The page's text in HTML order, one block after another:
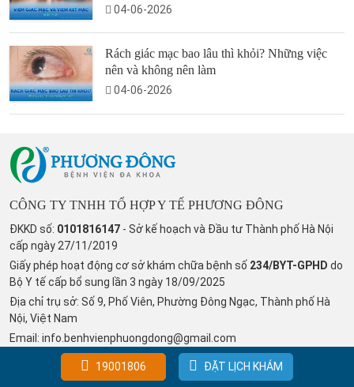
04-06-2026
Rách giác mạc bao lâu thì khỏi? Những việc
nên và không nên làm
04-06-2026
19001806 ĐẶT LỊCH KHÁM
CÔNG TY TNHH TỔ HỢP Y TẾ PHƯƠNG ĐÔNG
ĐKKD số: 0101816147 - Sở kế hoạch và Đầu tư Thành phố Hà Nội
cấp ngày 27/11/2019
Giấy phép hoạt động cơ sở khám chữa bệnh số 234/BYT-GPHD do
Bộ Y tế cấp bổ sung lần 3 ngày 18/09/2025
Địa chỉ trụ sở: Số 9, Phố Viên, Phường Đông Ngạc, Thành phố Hà
Nội, Việt Nam
Email: info.benhvienphuongdong@gmail.com
Tổng đài tư vấn: